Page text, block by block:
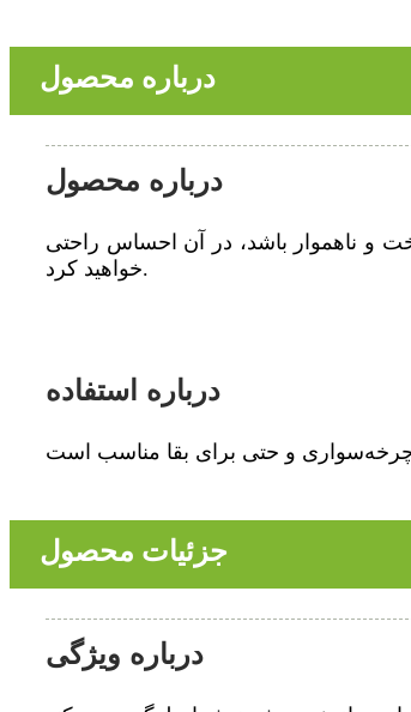
درباره محصول
درباره محصول
و ناهموار باشد، در آن احساس راحتی
خواهید کرد.
درباره استفاده
جزئیات محصول
درباره ویژگی